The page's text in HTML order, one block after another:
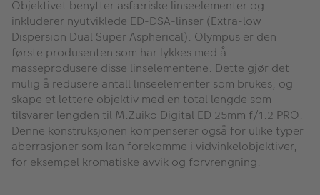
Objektivet benytter asfæriske linseelementer og
inkluderer nyutviklede ED-DSA-linser (Extra-low
Dispersion Dual Super Aspherical). Olympus er den
første produsenten som har lykkes med å
masseprodusere disse linselementene. Dette gjør det
mulig å redusere antall linseelementer som brukes, og
skape et lettere objektiv med en total lengde som
tilsvarer lengden til M.Zuiko Digital ED 25mm f/1.2 PRO.
Denne konstruksjonen kompenserer også for ulike typer
aberrasjoner som kan forekomme i vidvinkelobjektiver,
for eksempel kromatiske avvik og forvrengning.